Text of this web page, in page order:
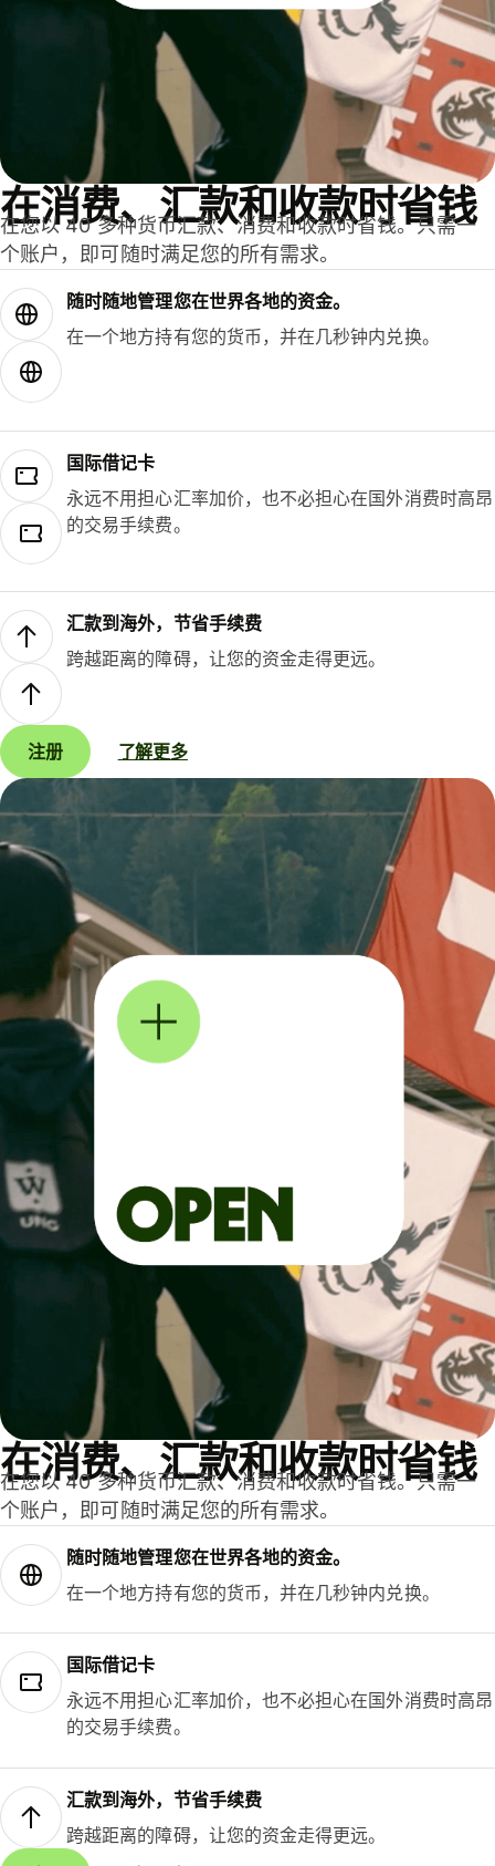
在消费、汇款和收款时省钱
在您以 40 多种货币汇款、消费和收款时省钱。只需一
个账户，即可随时满足您的所有需求。
随时随地管理您在世界各地的资金。
在一个地方持有您的货币，并在几秒钟内兑换。
国际借记卡
永远不用担心汇率加价，也不必担心在国外消费时高昂
的交易手续费。
汇款到海外，节省手续费
跨越距离的障碍，让您的资金走得更远。
注册 了解更多
在消费、汇款和收款时省钱
在您以 40 多种货币汇款、消费和收款时省钱。只需一
个账户，即可随时满足您的所有需求。
随时随地管理您在世界各地的资金。
在一个地方持有您的货币，并在几秒钟内兑换。
国际借记卡
永远不用担心汇率加价，也不必担心在国外消费时高昂
的交易手续费。
汇款到海外，节省手续费
跨越距离的障碍，让您的资金走得更远。